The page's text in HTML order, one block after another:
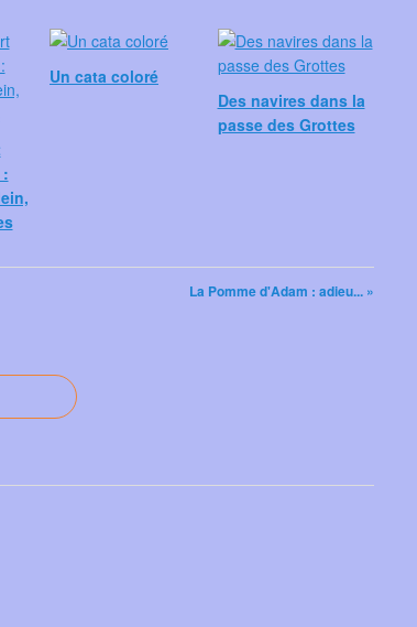
Un cata coloré
Des navires dans la
passe des Grottes
La Pomme d'Adam : adieu... »